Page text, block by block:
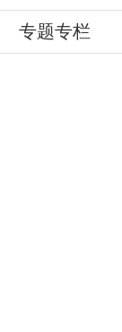
专题专栏